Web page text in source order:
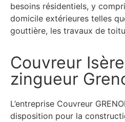
besoins résidentiels, y
domicile extérieures telles
gouttière, les travaux de
Couvreur
zingueur
L’entreprise Couvreur
disposition pour la